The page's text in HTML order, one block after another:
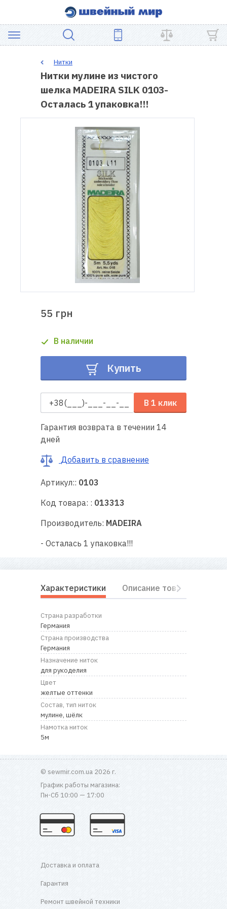
ШВЕЙНОЕ
ОБОРУДОВАНИЕ
ЗАПЧАСТИ
Гарантия
Ремонт
техники
советы
Контакты
нас
Нитки
Нитки мулине из чистого
шeлка MADEIRA SILK 0103-
Осталась 1 упаковка!!!
55 грн
В наличии
Купить
В 1 клик
Гарантия возврата в течении 14
дней
Добавить в сравнение
Артикул:: 0103
Код товара: : 013313
Производитель: MADEIRA
- Осталась 1 упаковка!!!
Характеристики Описание товара
Страна разработки
Германия
Страна производства
Германия
Назначение ниток
для рукоделия
Цвет
желтые оттенки
Состав, тип ниток
мулине, шёлк
Намотка ниток
5м
© sewmir.com.ua 2026 г.
График работы магазина:
Пн-Сб 10:00 — 17:00
Доставка и оплата
Гарантия
Ремонт швейной техники